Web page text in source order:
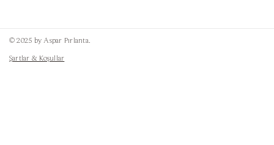
© 2025 by Aspar Pırlanta.
Şartlar & Koşullar